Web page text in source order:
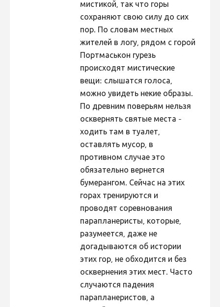
мистикой, так что горы
сохраняют свою силу до сих
пор. По словам местных
жителей в логу, рядом с горой
Портмаськон гурезь
происходят мистические
вещи: слышатся голоса,
можно увидеть некие образы.
По древним поверьям нельзя
осквернять святые места -
ходить там в туалет,
оставлять мусор, в
противном случае это
обязательно вернется
бумерангом. Сейчас на этих
горах тренируются и
проводят соревнования
парапланеристы, которые,
разумеется, даже не
догадываются об истории
этих гор, не обходится и без
осквернения этих мест. Часто
случаются падения
парапланеристов, а